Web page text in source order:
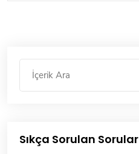
Sıkça Sorulan Sorular